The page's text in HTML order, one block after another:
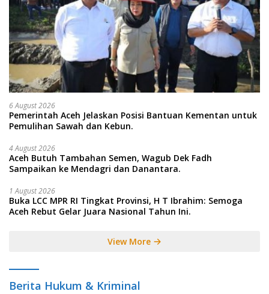
6 August 2026
Pemerintah Aceh Jelaskan Posisi Bantuan Kementan untuk
Pemulihan Sawah dan Kebun.
4 August 2026
Aceh Butuh Tambahan Semen, Wagub Dek Fadh
Sampaikan ke Mendagri dan Danantara.
1 August 2026
Buka LCC MPR RI Tingkat Provinsi, H T Ibrahim: Semoga
Aceh Rebut Gelar Juara Nasional Tahun Ini.
View More
Berita Hukum & Kriminal